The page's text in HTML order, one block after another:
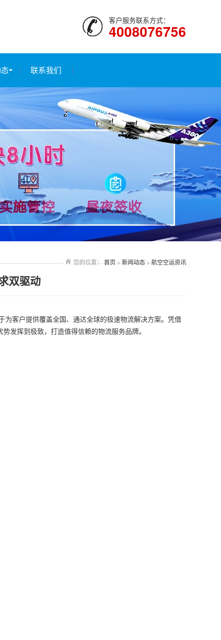
客户服务联系方式：
4008076756
联系我们
您的位置：首页>新闻动态>航空空运资讯
双驱动
客户提供覆盖全国、通达全球的极速物流解决方案。凭借
发挥到极致，打造值得信赖的物流服务品牌。